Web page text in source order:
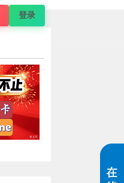
登录